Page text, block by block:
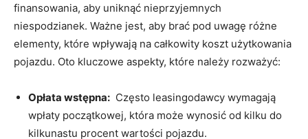
finansowania, aby uniknąć nieprzyjemnych
niespodzianek. Ważne jest, aby brać pod uwagę różne
elementy, które wpływają‍ na ​całkowity koszt użytkowania
pojazdu. Oto kluczowe aspekty, które ⁤należy rozważyć:
Opłata wstępna: ​ Często leasingodawcy wymagają
wpłaty początkowej, która może wynosić⁤ od ‍kilku do
kilkunastu procent wartości pojazdu.